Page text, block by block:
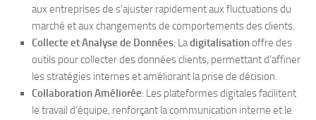
aux entreprises de s’ajuster rapidement aux fluctuations du
marché et aux changements de comportements des clients.
Collecte et Analyse de Données: Ladigitalisationoffre des
outils pour collecter des données clients, permettant d’affiner
les stratégies internes et améliorant la prise de décision.
Collaboration Améliorée: Les plateformes digitales facilitent
le travail d’équipe, renforçant la communication interne et le